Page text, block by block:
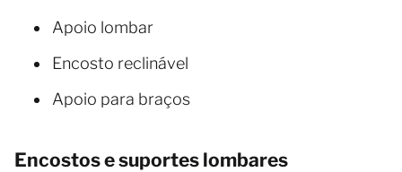
Apoio lombar
Encosto reclinável
Apoio para braços
Encostos e suportes lombares